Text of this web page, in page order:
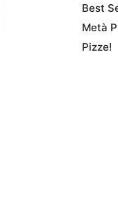
Best
Metà
Pizze!